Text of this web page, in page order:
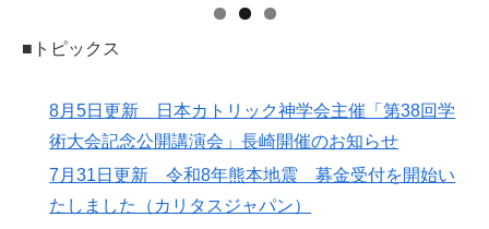
■トピックス
8月5日更新 日本カトリック神学会主催「第38回学
術大会記念公開講演会」長崎開催のお知らせ
7月31日更新 令和8年熊本地震 募金受付を開始い
たしました（カリタスジャパン）